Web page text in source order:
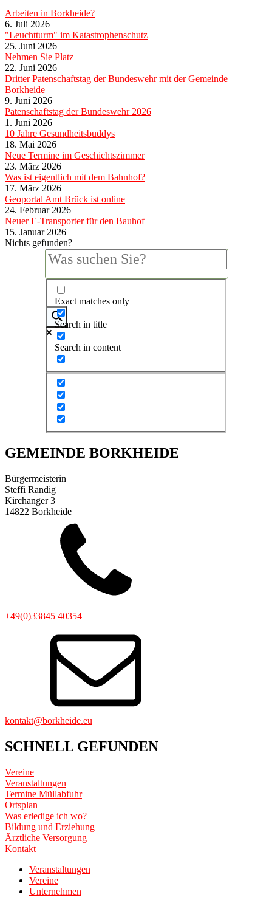
Arbeiten in Borkheide?
6. Juli 2026
"Leuchtturm" im Katastrophenschutz
25. Juni 2026
Nehmen Sie Platz
22. Juni 2026
Dritter Patenschaftstag der Bundeswehr mit der Gemeinde
Borkheide
9. Juni 2026
Patenschaftstag der Bundeswehr 2026
1. Juni 2026
10 Jahre Gesundheitsbuddys
18. Mai 2026
Neue Termine im Geschichtszimmer
23. März 2026
Was ist eigentlich mit dem Bahnhof?
17. März 2026
Geoportal Amt Brück ist online
24. Februar 2026
Neuer E-Transporter für den Bauhof
15. Januar 2026
Nichts gefunden?
Exact matches only
Search in title
Search in content
GEMEINDE BORKHEIDE
Bürgermeisterin
Steffi Randig
Kirchanger 3
14822 Borkheide
+49(0)33845 40354
kontakt@borkheide.eu
SCHNELL GEFUNDEN
Vereine
Veranstaltungen
Termine Müllabfuhr
Ortsplan
Was erledige ich wo?
Bildung und Erziehung
Ärztliche Versorgung
Kontakt
Veranstaltungen
Vereine
Unternehmen